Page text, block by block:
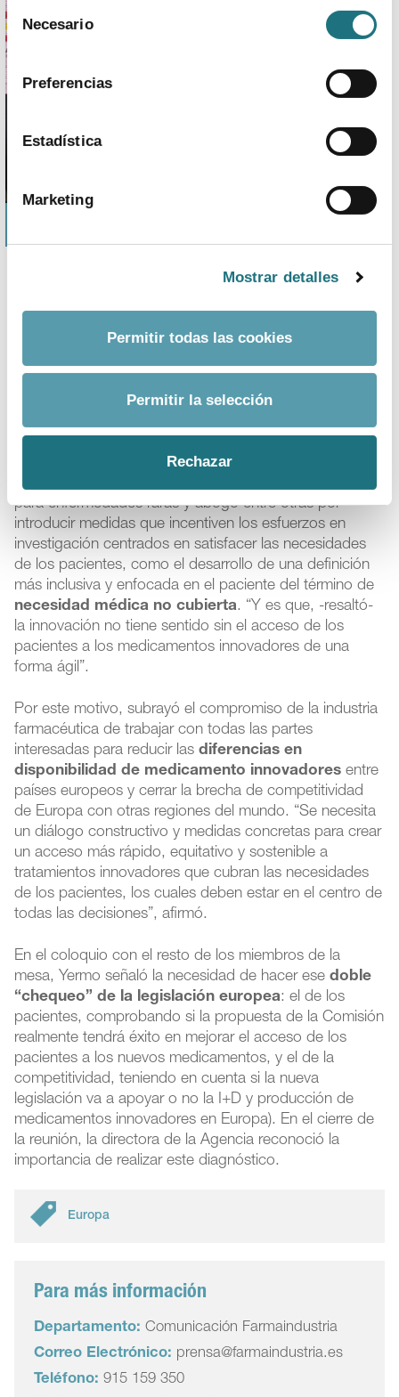
Para más información puede acceder a nuestra
Selección
de
consentimiento
Necesario
Preferencias
Estadística
Marketing
Mostrar detalles
Permitir todas las cookies
Permitir la selección
Rechazar
de la base industrial innovadora de la UE, desalentando
la inversión en I+D en medicamentos, poniendo en
negativamente el acceso de los pacientes a los últimos
tratamientos”, aseguró. El director general de
Farmaindustria puso como ejemplo la propuesta
acorta la protección regulatoria
los datos y de la exclusividad de los medicamentos
para enfermedades raras y abogó entre otras por
introducir medidas que incentiven los esfuerzos en
investigación centrados en satisfacer las necesidades
de los pacientes, como el desarrollo de una definición
más inclusiva y enfocada en el paciente del término de
necesidad médica no cubierta. “Y es que, -resaltó-
la innovación no tiene sentido sin el acceso de los
pacientes a los medicamentos innovadores de una
forma ágil”.
Por este motivo, subrayó el compromiso de la industria
farmacéutica de trabajar con todas las partes
interesadas para reducir lasdiferencias en
disponibilidad de medicamento innovadores entre
países europeos y cerrar la brecha de competitividad
de Europa con otras regiones del mundo. “Se necesita
un diálogo constructivo y medidas concretas para crear
un acceso más rápido, equitativo y sostenible a
tratamientos innovadores que cubran las necesidades
de los pacientes, los cuales deben estar en el centro de
todas las decisiones”, afirmó.
En el coloquio con el resto de los miembros de la
mesa, Yermo señaló la necesidad de hacer esedoble
“chequeo” de la legislación europea: el de los
pacientes, comprobando si la propuesta de la Comisión
realmente tendrá éxito en mejorar el acceso de los
pacientes a los nuevos medicamentos, y el de la
competitividad, teniendo en cuenta si la nueva
legislación va a apoyar o no la I+D y producción de
medicamentos innovadores en Europa). En el cierre de
la reunión, la directora de la Agencia reconoció la
importancia de realizar este diagnóstico.
Europa
Para más información
Departamento: Comunicación Farmaindustria
Correo Electrónico: prensa@farmaindustria.es
Teléfono: 915 159 350